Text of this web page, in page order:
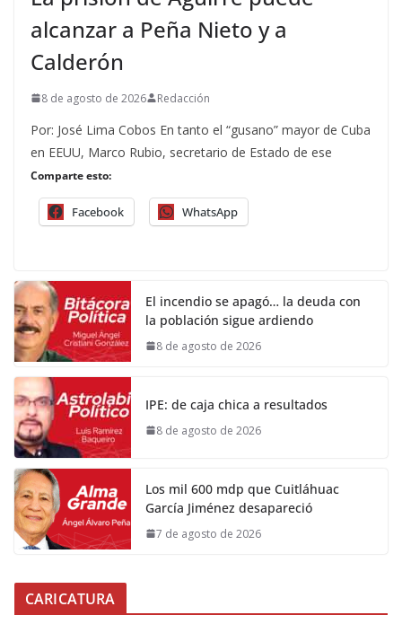
alcanzar a Peña Nieto y a
Calderón
8 de agosto de 2026 Redacción
Por: José Lima Cobos En tanto el “gusano” mayor de Cuba
en EEUU, Marco Rubio, secretario de Estado de ese
Comparte esto:
Facebook WhatsApp
El incendio se apagó… la deuda con
la población sigue ardiendo
8 de agosto de 2026
IPE: de caja chica a resultados
8 de agosto de 2026
Los mil 600 mdp que Cuitláhuac
García Jiménez desapareció
7 de agosto de 2026
CARICATURA